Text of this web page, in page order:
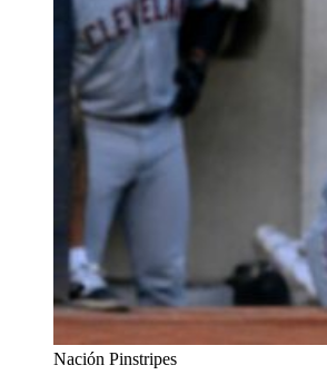
Nación Pinstripes